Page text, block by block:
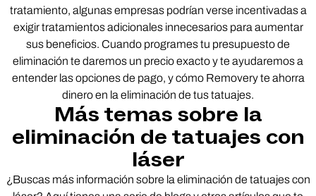
tratamiento, algunas empresas podrían verse incentivadas a
exigir tratamientos adicionales innecesarios para aumentar
sus beneficios. Cuando programes tu presupuesto de
eliminación te daremos un precio exacto y te ayudaremos a
entender las opciones de pago, y cómo Removery te ahorra
dinero en la eliminación de tus tatuajes.
Más temas sobre la
eliminación de tatuajes con
láser
¿Buscas más información sobre la eliminación de tatuajes con